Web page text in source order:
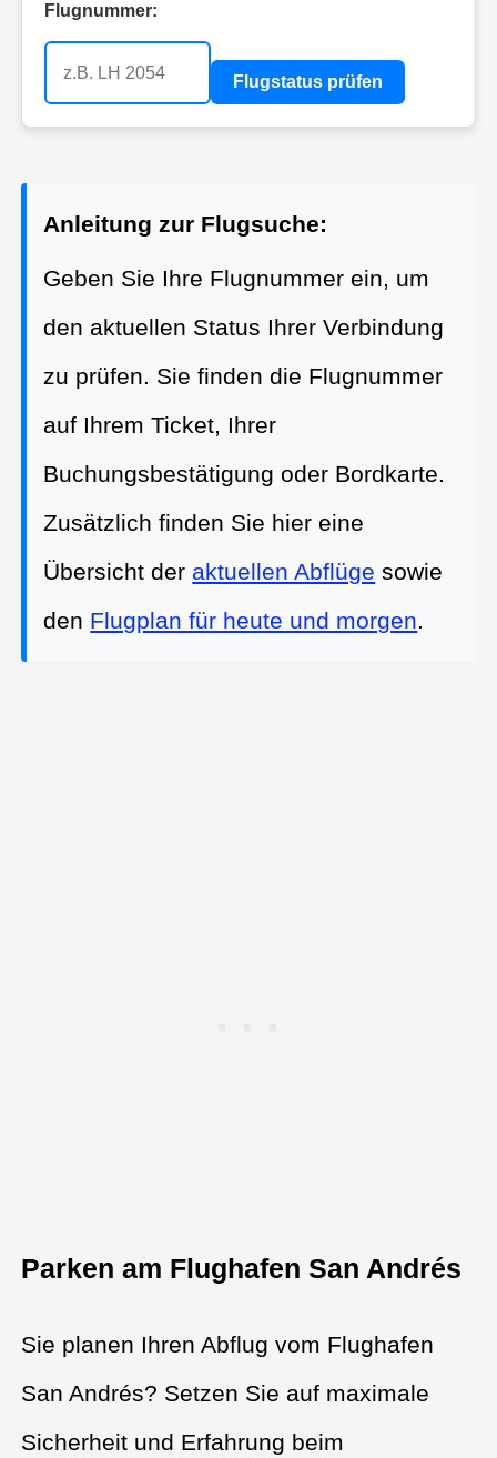
Flugnummer:
Flugstatus prüfen
Anleitung zur Flugsuche:
Geben Sie Ihre Flugnummer ein, um
den aktuellen Status Ihrer Verbindung
zu prüfen. Sie finden die Flugnummer
auf Ihrem Ticket, Ihrer
Buchungsbestätigung oder Bordkarte.
Zusätzlich finden Sie hier eine
Übersicht der aktuellen Abflüge sowie
den Flugplan für heute und morgen.
Parken am Flughafen San Andrés
Sie planen Ihren Abflug vom Flughafen
San Andrés? Setzen Sie auf maximale
Sicherheit und Erfahrung beim